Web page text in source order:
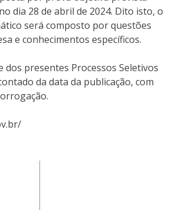
dia 28 de abril de 2024. Dito isto, o
será composto por questões
e conhecimentos específicos.
dos presentes Processos Seletivos
da data da publicação, com